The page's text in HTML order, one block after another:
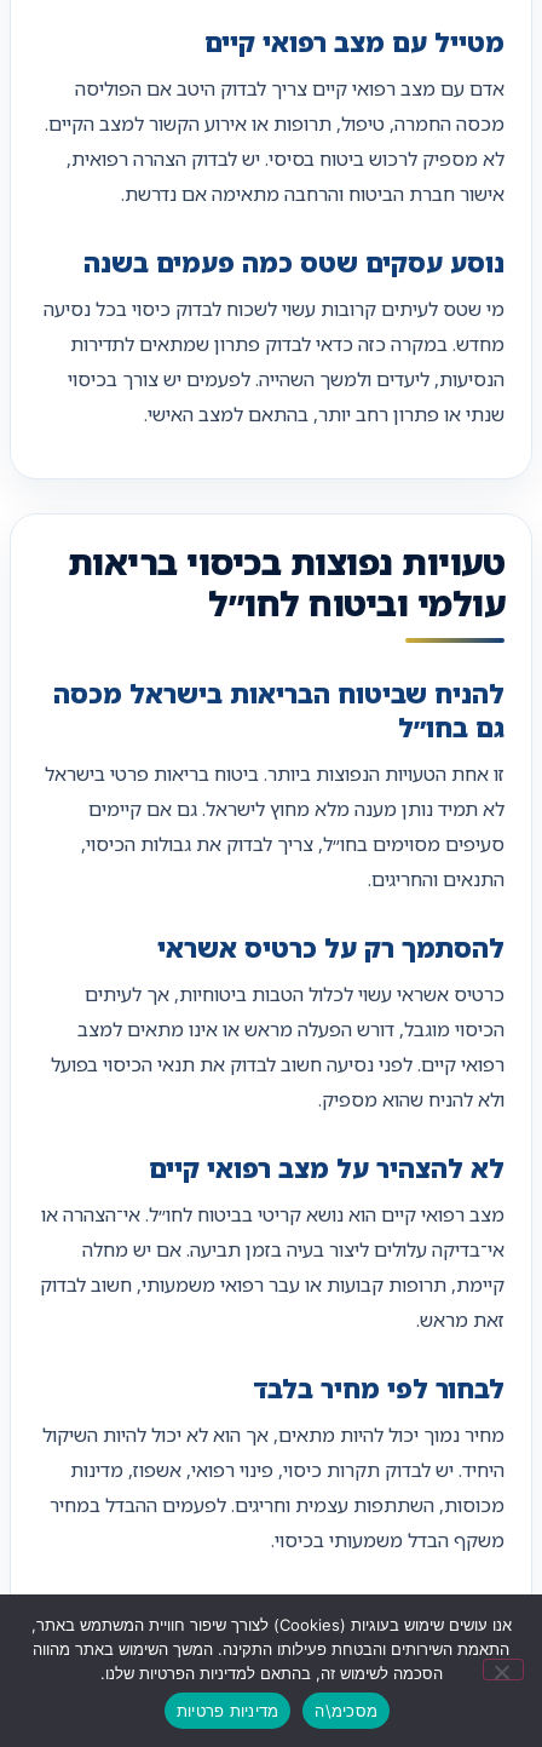
מטייל עם מצב רפואי קיים
אדם עם מצב רפואי קיים צריך לבדוק היטב אם הפוליסה
מכסה החמרה, טיפול, תרופות או אירוע הקשור למצב הקיים.
לא מספיק לרכוש ביטוח בסיסי. יש לבדוק הצהרה רפואית,
אישור חברת הביטוח והרחבה מתאימה אם נדרשת.
נוסע עסקים שטס כמה פעמים בשנה
מי שטס לעיתים קרובות עשוי לשכוח לבדוק כיסוי בכל נסיעה
מחדש. במקרה כזה כדאי לבדוק פתרון שמתאים לתדירות
הנסיעות, ליעדים ולמשך השהייה. לפעמים יש צורך בכיסוי
שנתי או פתרון רחב יותר, בהתאם למצב האישי.
טעויות נפוצות בכיסוי בריאות
עולמי וביטוח לחו״ל
להניח שביטוח הבריאות בישראל מכסה
גם בחו״ל
זו אחת הטעויות הנפוצות ביותר. ביטוח בריאות פרטי בישראל
לא תמיד נותן מענה מלא מחוץ לישראל. גם אם קיימים
סעיפים מסוימים בחו״ל, צריך לבדוק את גבולות הכיסוי,
התנאים והחריגים.
להסתמך רק על כרטיס אשראי
כרטיס אשראי עשוי לכלול הטבות ביטוחיות, אך לעיתים
הכיסוי מוגבל, דורש הפעלה מראש או אינו מתאים למצב
רפואי קיים. לפני נסיעה חשוב לבדוק את תנאי הכיסוי בפועל
ולא להניח שהוא מספיק.
לא להצהיר על מצב רפואי קיים
מצב רפואי קיים הוא נושא קריטי בביטוח לחו״ל. אי־הצהרה או
אי־בדיקה עלולים ליצור בעיה בזמן תביעה. אם יש מחלה
קיימת, תרופות קבועות או עבר רפואי משמעותי, חשוב לבדוק
זאת מראש.
לבחור לפי מחיר בלבד
מחיר נמוך יכול להיות מתאים, אך הוא לא יכול להיות השיקול
היחיד. יש לבדוק תקרות כיסוי, פינוי רפואי, אשפוז, מדינות
מכוסות, השתתפות עצמית וחריגים. לפעמים ההבדל במחיר
משקף הבדל משמעותי בכיסוי.
ספורט אתגרי, צלילה, סקי, טרקים, רכיבה או עבודה פיזית
עשויים לדרוש הרחבה מיוחדת. אם הפעילות לא מכוסה,
הביטוח הבסיסי עלול לא להספיק. חשוב לבדוק לפי התוכנית
לחצו לחיוג
אנו עושים שימוש בעוגיות (Cookies) לצורך שיפור חוויית המשתמש באתר,
התאמת השירותים והבטחת פעילותו התקינה. המשך השימוש באתר מהווה
הסכמה לשימוש זה, בהתאם למדיניות הפרטיות שלנו.
מסכימ\ה
מדיניות פרטיות